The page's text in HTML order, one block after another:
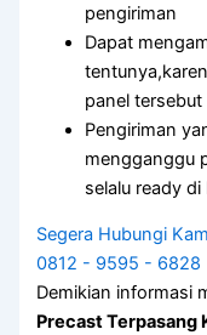
pengiriman
Dapat
panel tersebut
Pengiriman
mengganggu
selalu ready di
Segera Hubungi
0812 - 9595 - 6828
Demikian informasi
Precast Terpasang